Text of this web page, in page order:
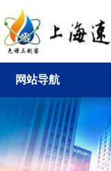
网站导航